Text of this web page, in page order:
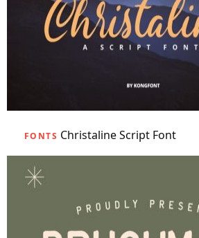
FONTS Christaline Script Font